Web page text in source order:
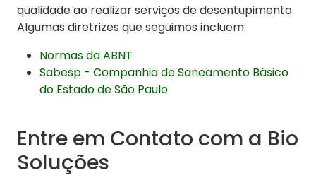
qualidade ao realizar serviços de desentupimento.
Algumas diretrizes que seguimos incluem:
Normas da ABNT
Sabesp - Companhia de Saneamento Básico
do Estado de São Paulo
Entre em Contato com a Bio
Soluções